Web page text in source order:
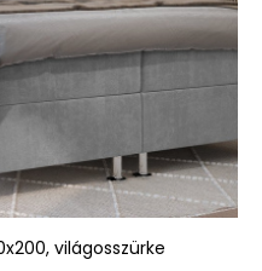
világosszürke